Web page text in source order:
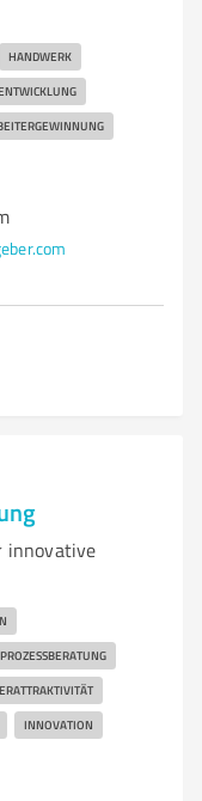
HANDWERK
innovative
PROZESSBERATUNG
INNOVATION